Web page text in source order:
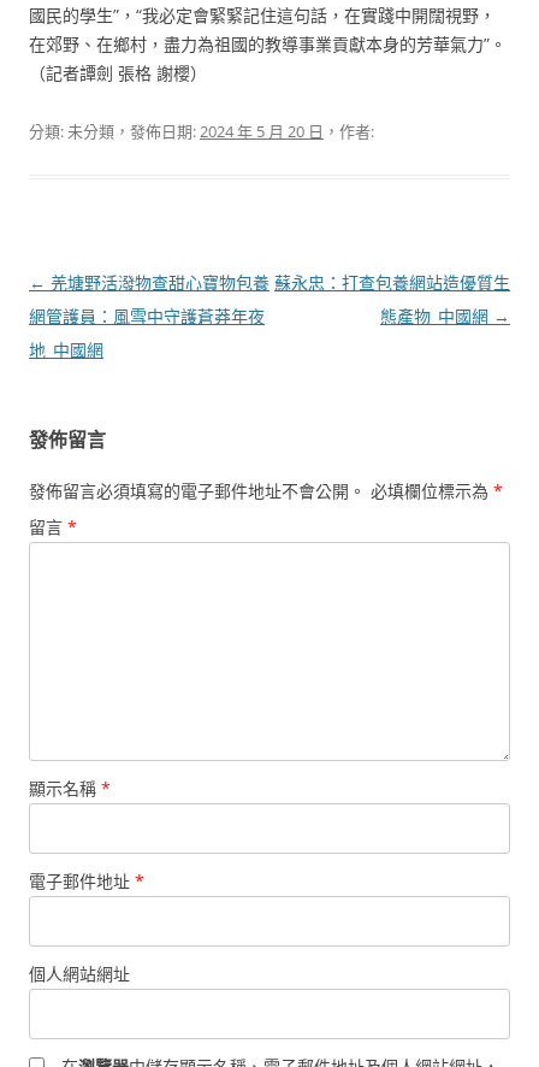
國民的學生”，“我必定會緊緊記住這句話，在實踐中開闊視野，
在郊野、在鄉村，盡力為祖國的教導事業貢獻本身的芳華氣力”。
（記者譚劍 張格 謝櫻）
分類: 未分類，發佈日期:2024 年 5 月 20 日 ，作者:
文
章
導
← 羌塘野活潑物查甜心寶物包養
網管護員：風雪中守護蒼莽年夜
地_中國網
蘇永忠：打查包養網站造優質生
態產物_中國網 →
發佈留言
發佈留言必須填寫的電子郵件地址不會公開。 必填欄位標示為 *
留言 *
顯示名稱 *
電子郵件地址 *
個人網站網址